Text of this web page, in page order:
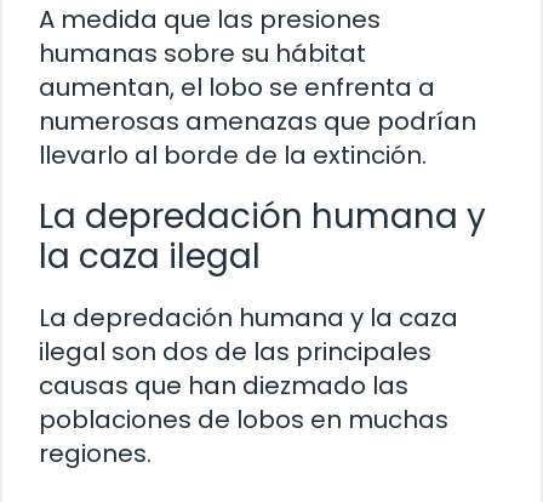
A medida que las presiones
humanas sobre su hábitat
aumentan, el lobo se enfrenta a
numerosas amenazas que podrían
llevarlo al borde de la extinción.
La depredación humana y
la caza ilegal
La depredación humana y la caza
ilegal son dos de las principales
causas que han diezmado las
poblaciones de lobos en muchas
regiones.